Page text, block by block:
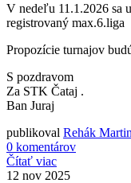
V nedeľu 11.1.2026 sa
registrovaný max.6.liga
Propozície turnajov
S pozdravom
Za STK Čataj .
Ban Juraj
publikoval Rehák Martin
0 komentárov
Čítať viac
12 nov 2025